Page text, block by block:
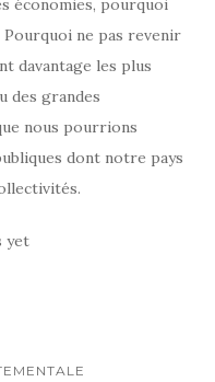
économies, pourquoi
ne pas revenir
davantage les plus
des grandes
nous pourrions
dont notre pays
yet